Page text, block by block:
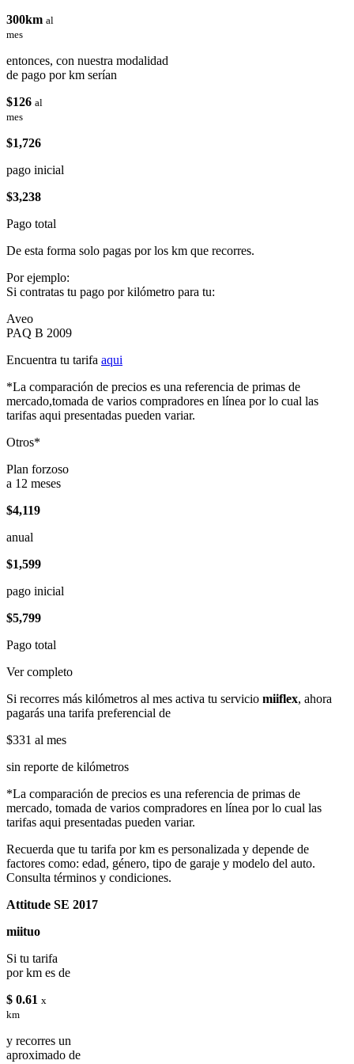
300km al
mes
entonces, con nuestra modalidad
de pago por km serían
$126 al
mes
$1,726
pago inicial
$3,238
Pago total
De esta forma solo pagas por los km que recorres.
Por ejemplo:
Si contratas tu pago por kilómetro para tu:
Aveo
PAQ B 2009
Encuentra tu tarifa aqui
*La comparación de precios es una referencia de primas de
mercado,tomada de varios compradores en línea por lo cual las
tarifas aqui presentadas pueden variar.
Otros*
Plan forzoso
a 12 meses
$4,119
anual
$1,599
pago inicial
$5,799
Pago total
Ver completo
Si recorres más kilómetros al mes activa tu servicio miiflex, ahora
pagarás una tarifa preferencial de
$331 al mes
sin reporte de kilómetros
*La comparación de precios es una referencia de primas de
mercado, tomada de varios compradores en línea por lo cual las
tarifas aqui presentadas pueden variar.
Recuerda que tu tarifa por km es personalizada y depende de
factores como: edad, género, tipo de garaje y modelo del auto.
Consulta términos y condiciones.
Attitude SE 2017
miituo
Si tu tarifa
por km es de
$ 0.61 x
km
y recorres un
aproximado de